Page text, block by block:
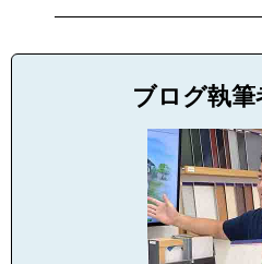
ブログ執筆